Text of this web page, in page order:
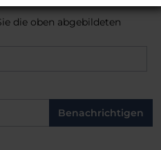
die oben abgebildeten
Benachrichtigen